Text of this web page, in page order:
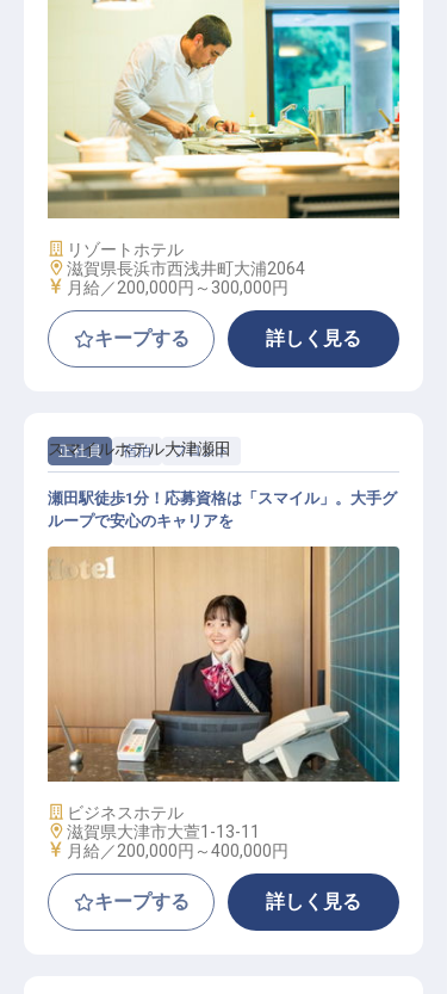
フレンチ（洋食） / 正社員
施設業態
リゾートホテル
勤務地
滋賀県長浜市西浅井町大浦2064
給与
月給／200,000円～ 300,000円
キープする 詳しく見る
正社員 宿泊 フロント
フロントスタッフ│全国70施設以上
／研修充実／週休2日／残業月10h
スマイルホテル大津瀬田
瀬田駅徒歩1分！応募資格は「スマイル」。大手グ
ループで安心のキャリアを
施設業態
ビジネスホテル
勤務地
滋賀県大津市大萱1-13-11
給与
月給／200,000円～400,000円
キープする 詳しく見る